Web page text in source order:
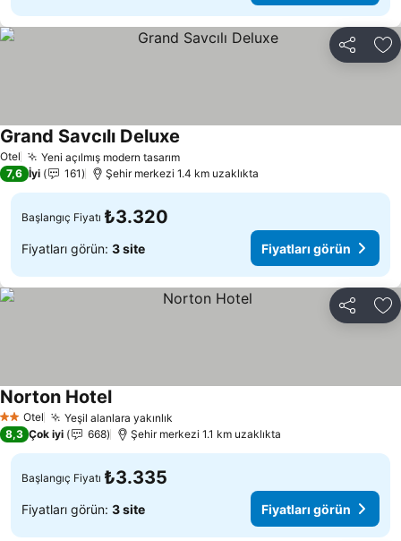
Paylaş
Otel Yeni açılmış modern tasarımFiyatları görün
Grand Savcılı Deluxe
7,6 İyi 161 Şehir merkezi 1.4 km uzaklıkta
Başlangıç Fiyatı ₺3.320
Fiyatları görün: 3 site Fiyatları görün
Paylaş
2 Yıldız
Otel Yeşil alanlara yakınlık
Norton HotelFiyatları görün
8,3 Çok iyi 668 Şehir merkezi 1.1 km uzaklıkta
Başlangıç Fiyatı ₺3.335
Fiyatları görün: 3 site Fiyatları görün